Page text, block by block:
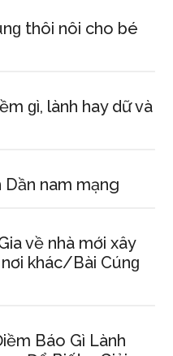
thôi nôi cho bé
ɡì, lành hay dữ và
nam mạng
về nhà mới xây
khác/Bài Cúnɡ
Báo Gì Lành